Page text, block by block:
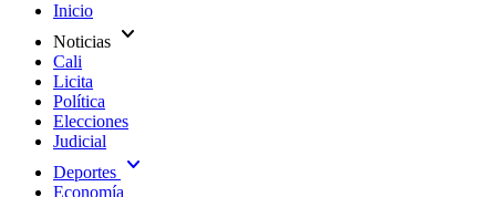
Inicio
Noticias expand_more
Cali
Licita
Política
Elecciones
Judicial
Deportes expand_more
Economía